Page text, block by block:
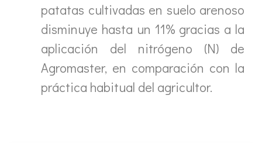
patatas cultivadas en suelo arenoso
disminuye hasta un 11% gracias a la
aplicación del nitrógeno (N) de
Agromaster, en comparación con la
práctica habitual del agricultor.